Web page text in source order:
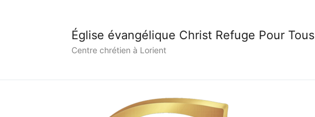
Église évangélique Christ Refuge Pour Tous
Centre chrétien à Lorient